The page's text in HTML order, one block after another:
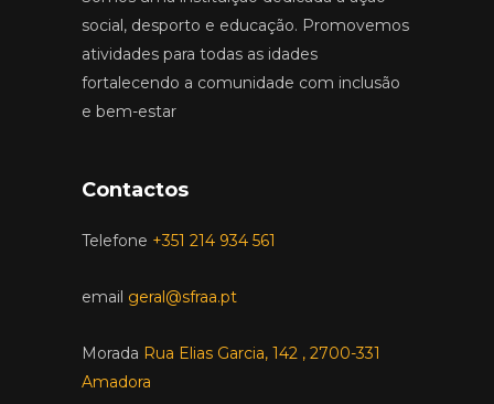
social, desporto e educação. Promovemos
atividades para todas as idades
fortalecendo a comunidade com inclusão
e bem-estar
Contactos
Telefone +351 214 934 561
email geral@sfraa.pt
Morada Rua Elias Garcia, 142 , 2700-331
Amadora